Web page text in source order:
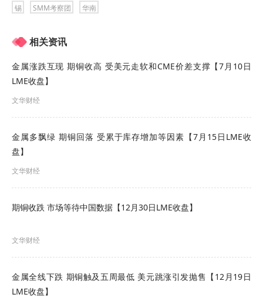
待，并深入参观了国家粮食和物资储备局广东局八
的仓库交割和SMM
锡 SMM考察团 华南
相关资讯
金属涨跌互现 期铜收高 受美元走软和CME价差支撑【7月10日
LME收盘】
文华财经
金属多飘绿 期铜回落 受累于库存增加等因素【7月15日LME收
盘】
文华财经
期铜收跌 市场等待中国数据【12月30日LME收盘】
文华财经
金属全线下跌 期铜触及五周最低 美元跳涨引发抛售【12月19日
LME收盘】